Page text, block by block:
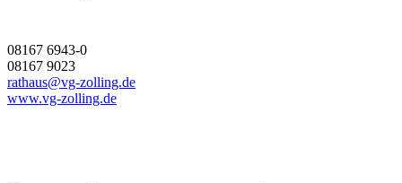
08167 6943-0
08167 9023
rathaus@vg-zolling.de
www.vg-zolling.de